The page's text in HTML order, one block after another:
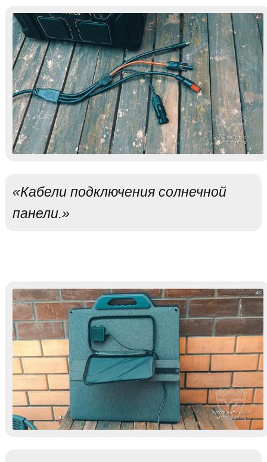
«Кабели подключения солнечной
панели.»